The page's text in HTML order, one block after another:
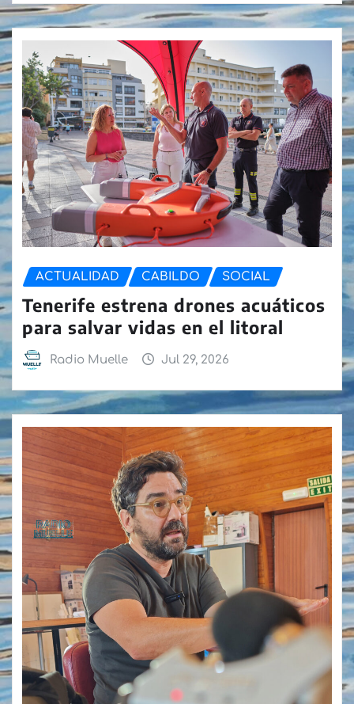
ACTUALIDAD CABILDO SOCIAL
Tenerife estrena drones acuáticos
para salvar vidas en el litoral
Radio Muelle Jul 29, 2026